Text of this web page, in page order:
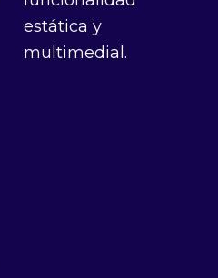
estática y
multimedial.